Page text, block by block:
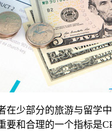
在少部分的旅游与留学
要和合理的一个指标是